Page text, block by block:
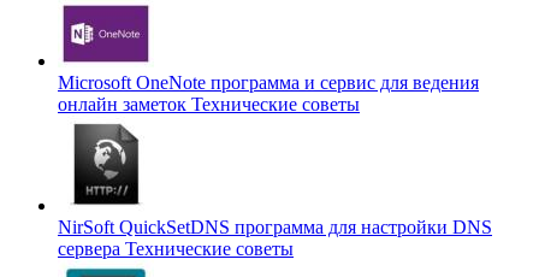
Microsoft OneNote программа и сервис для ведения
онлайн заметок Технические советы
NirSoft QuickSetDNS программа для настройки DNS
сервера Технические советы